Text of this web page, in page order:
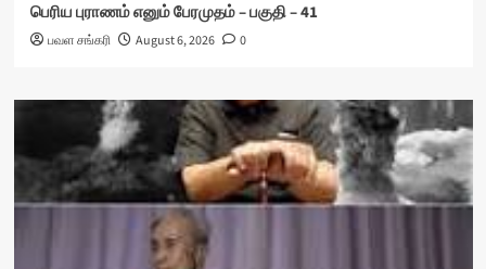
பெரிய புராணம் எனும் பேரமுதம் – பகுதி – 41
பவள சங்கரி August 6, 2026 0